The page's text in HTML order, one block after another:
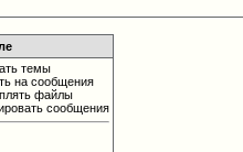
темы
на сообщения
файлы
сообщения